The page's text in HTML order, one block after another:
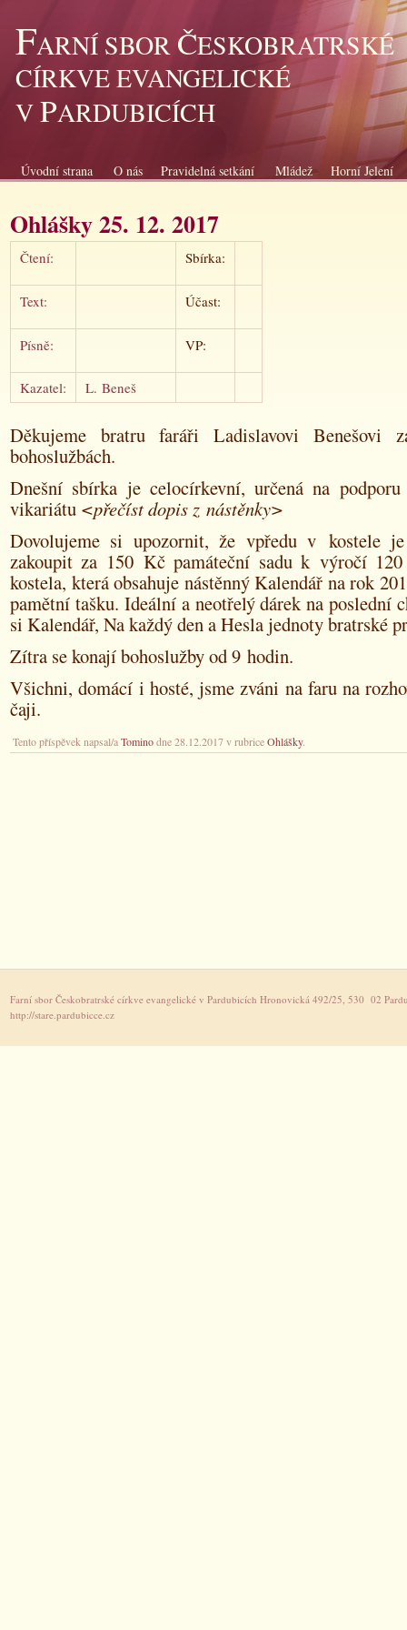
FARNÍ SBOR ČESKOBRATRSKÉ
CÍRKVE EVANGELICKÉ
VPARDUBICÍCH
Úvodní strana O nás Pravidelná setkání Mládež Horní Jelení
Ohlášky 25. 12. 2017
Čtení: Sbírka:
Text: Účast:
Písně: VP:
Kazatel: L. Beneš
Děkujeme bratru faráři Ladislavovi Benešovi
bohoslužbách.
Dnešní sbírka je celocírkevní, určená na podporu
vikariátu <přečíst dopis z nástěnky>
Dovolujeme si upozornit, že vpředu v kostele
zakoupit za 150 Kč památeční sadu k výročí
kostela, která obsahuje nástěnný Kalendář na rok
pamětní tašku. Ideální a neotřelý dárek na poslední
si Kalendář, Na každý den a Hesla jednoty bratrské
Zítra se konají bohoslužby od 9 hodin.
Všichni, domácí i hosté, jsme zváni na faru na
čaji.
Tento příspěvek napsal/aTominodne 28.12.2017 v rubriceOhlášky.
Farní sbor Českobratrské církve evangelické v Pardubicích Hronovická 492/25, 530 02
http://stare.pardubicce.cz